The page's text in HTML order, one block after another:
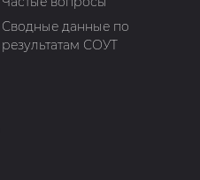
Сводные данные по
результатам СОУТ